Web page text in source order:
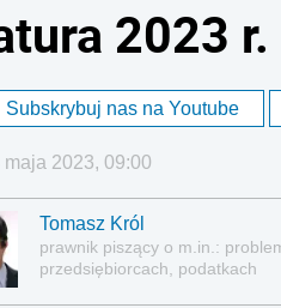
2023
Subskrybuj nas na Youtube
maja 2023, 09:00
Tomasz Król
prawnik piszący o m.in.:
przedsiębiorcach, podatkach